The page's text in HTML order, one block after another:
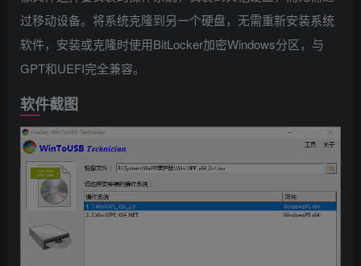
过移动设备。将系统克隆到另一个硬盘，无需重新安装系统
软件，安装或克隆时使用BitLocker加密Windows分区，与
GPT和UEFI完全兼容。
软件截图